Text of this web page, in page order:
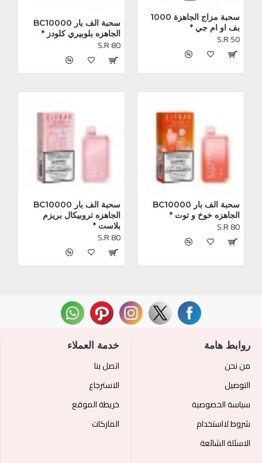
بف او ام جي *
S.R 50
الجاهزه بلوبيري كلودز *
S.R 80
الجاهزه خوخ و توت *
S.R 80
بلاست *
S.R 80
روابط هامة
من نحن
التوصيل
سياسة الخصوصية
شروط لااستخدام
الاسئلة الشائعة
خدمة العملاء
اتصل بنا
الاسترجاع
خريطة الموقع
الماركات